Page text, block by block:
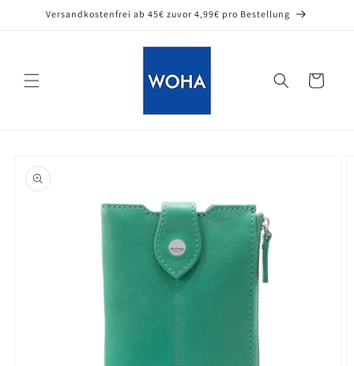
Versandkostenfrei ab 45€ zuvor 4,99€ pro Bestellung
Warenkorb